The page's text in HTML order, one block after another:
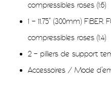
compressibles roses (1:6)
1 – 11.75” (300mm)
compressibles roses (1:4)
2 – pilliers de support
Accessoires / Mode